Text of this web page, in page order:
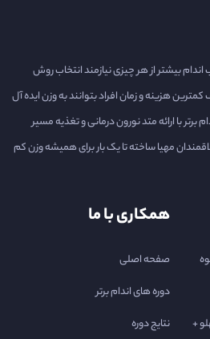
بیشتر از هر چیزی نیازمند انتخاب روش
هزینه و زمان افراد بتوانند به وزن ایده آل
با ارائه متد نورون درمانی و تغذیه مسیر
مهیا ساخته تا یک بار برای همیشه وزن کم
+
همکاری با ما
صفحه اصلی
دوره های اندام برتر
نتایج دوره